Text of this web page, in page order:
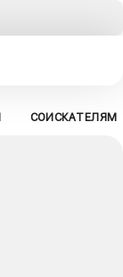
СОИСКАТЕЛЯМ